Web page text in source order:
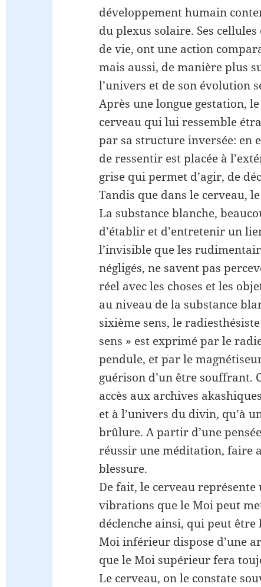
développement humain
du plexus solaire. Ses
de vie, ont une action
mais aussi, de manière plus
l’univers et de son évolution
Après une longue gestation,
cerveau qui lui ressemble
par sa structure inversée: en
de ressentir est placée à
grise qui permet d’agir, de
Tandis que dans le cerveau,
La substance blanche,
d’établir et d’entretenir un
l’invisible que les
négligés, ne savent pas
réel avec les choses et les
au niveau de la substance
sixième sens, le
sens » est exprimé par le
pendule, et par le
guérison d’un être souffrant.
accès aux archives
et à l’univers du divin, qu’à
brûlure. A partir d’une
réussir une méditation, faire
blessure.
De fait, le cerveau
vibrations que le Moi peut
déclenche ainsi, qui peut
Moi inférieur dispose d’une
que le Moi supérieur fera
Le cerveau, on le constate